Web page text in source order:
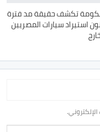
تكشف حقيقة مد فترة
استيراد سيارات المصريين